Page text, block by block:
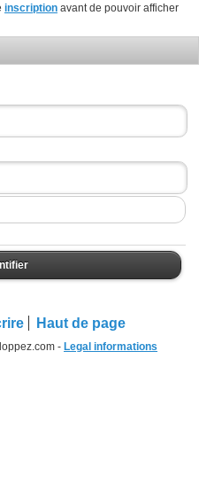
inscription avant de pouvoir afficher
Haut de page
- Legal informations